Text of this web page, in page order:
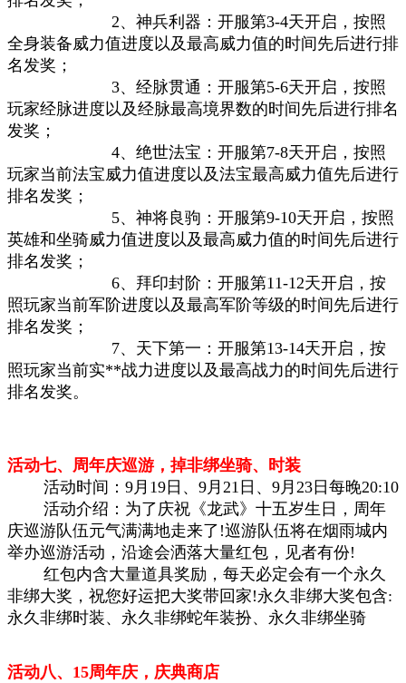
2、神兵利器：开服第3-4天开启，按照
全身装备威力值进度以及最高威力值的时间先后进行排
名发奖；
3、经脉贯通：开服第5-6天开启，按照
玩家经脉进度以及经脉最高境界数的时间先后进行排名
发奖；
4、绝世法宝：开服第7-8天开启，按照
玩家当前法宝威力值进度以及法宝最高威力值先后进行
排名发奖；
5、神将良驹：开服第9-10天开启，按照
英雄和坐骑威力值进度以及最高威力值的时间先后进行
排名发奖；
6、拜印封阶：开服第11-12天开启，按
照玩家当前军阶进度以及最高军阶等级的时间先后进行
排名发奖；
7、天下第一：开服第13-14天开启，按
照玩家当前实**战力进度以及最高战力的时间先后进行
排名发奖。
活动七、周年庆巡游，掉非绑坐骑、时装
活动时间：9月19日、9月21日、9月23日每晚20:10
活动介绍：为了庆祝《龙武》十五岁生日，周年
庆巡游队伍元气满满地走来了!巡游队伍将在烟雨城内
举办巡游活动，沿途会洒落大量红包，见者有份!
红包内含大量道具奖励，每天必定会有一个永久
非绑大奖，祝您好运把大奖带回家!永久非绑大奖包含:
永久非绑时装、永久非绑蛇年装扮、永久非绑坐骑
活动八、15周年庆，庆典商店